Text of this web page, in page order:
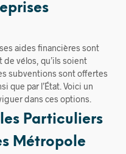
aides financières sont
de vélos, qu’ils soient
subventions sont offertes
que par l’État. Voici un
dans ces options.
Particuliers
Métropole